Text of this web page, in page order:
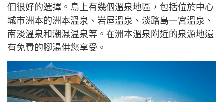
個很好的選擇。島上有幾個溫泉地區，包括位於中心
城市洲本的洲本溫泉、岩屋溫泉、淡路島一宮溫泉、
南淡溫泉和潮濕温泉等。在洲本溫泉附近的泉源地還
有免費的腳湯供您享受。